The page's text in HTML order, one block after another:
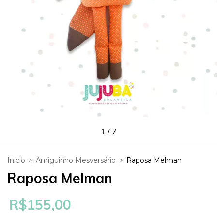
1 / 7
Início > Amiguinho Mesversário > Raposa Melman
Raposa Melman
R$155,00